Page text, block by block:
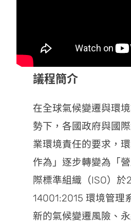
議程簡介
在全球氣候變遷與環
勢下，各國政府與國
業環境責任的要求，
作為」逐步轉變為「
際標準組織（ISO）於
14001:2015 環境管理
新的氣候變遷風險、